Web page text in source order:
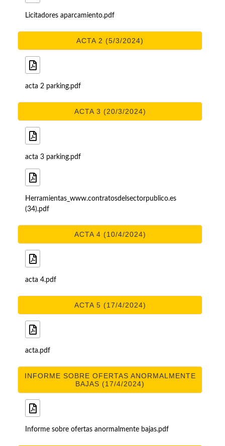
Licitadores aparcamiento.pdf
ACTA 2 (5/3/2024)
acta 2 parking.pdf
ACTA 3 (20/3/2024)
acta 3 parking.pdf
Herramientas_www.contratosdelsectorpublico.es
(34).pdf
ACTA 4 (10/4/2024)
acta 4.pdf
ACTA 5 (17/4/2024)
acta.pdf
INFORME SOBRE OFERTAS ANORMALMENTE
BAJAS (17/4/2024)
Informe sobre ofertas anormalmente bajas.pdf